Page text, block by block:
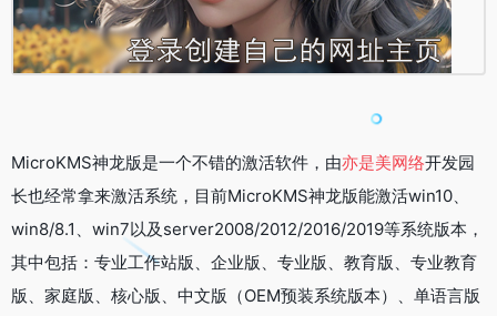
MicroKMS神龙版是一个不错的激活软件，由亦是美网络开发园
长也经常拿来激活系统，目前MicroKMS神龙版能激活win10、
win8/8.1、win7以及server2008/2012/2016/2019等系统版本，
其中包括：专业工作站版、企业版、专业版、教育版、专业教育
版、家庭版、核心版、中文版（OEM预装系统版本）、单语言版